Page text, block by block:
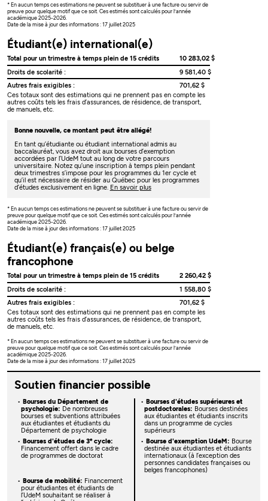
* En aucun temps ces estimations ne peuvent se substituer à une facture ou servir de
preuve pour quelque motif que ce soit. Ces estimés sont calculés pour l’année
académique 2025-2026.
Date de la mise à jour des informations : 17 juillet 2025
Étudiant(e) international(e)
Total pour un trimestre à temps plein de 15 crédits
10 283,02 $
Droits de scolarité :
9 581,40 $
Autres frais exigibles :
701,62 $
Ces totaux sont des estimations qui ne prennent pas en compte les
autres coûts tels les frais d’assurances, de résidence, de transport,
de manuels, etc.
Bonne nouvelle, ce montant peut être allégé!
En tant qu’étudiante ou étudiant international admis au
baccalauréat, vous avez droit aux bourses d’exemption
accordées par l’UdeM tout au long de votre parcours
universitaire. Notez qu’une inscription à temps plein pendant
deux trimestres s’impose pour les programmes du 1er cycle et
qu’il est nécessaire de résider au Québec pour les programmes
d’études exclusivement en ligne. En savoir plus
* En aucun temps ces estimations ne peuvent se substituer à une facture ou servir de
preuve pour quelque motif que ce soit. Ces estimés sont calculés pour l’année
académique 2025-2026.
Date de la mise à jour des informations : 17 juillet 2025
Étudiant(e) français(e) ou belge
francophone
Total pour un trimestre à temps plein de 15 crédits
2 260,42 $
Droits de scolarité :
1 558,80 $
Autres frais exigibles :
701,62 $
Ces totaux sont des estimations qui ne prennent pas en compte les
autres coûts tels les frais d’assurances, de résidence, de transport,
de manuels, etc.
* En aucun temps ces estimations ne peuvent se substituer à une facture ou servir de
preuve pour quelque motif que ce soit. Ces estimés sont calculés pour l’année
académique 2025-2026.
Date de la mise à jour des informations : 17 juillet 2025
Soutien financier possible
Bourses du Département de
psychologie: De nombreuses
bourses et subventions attribuées
aux étudiantes et étudiants du
Département de psychologie
Bourses d'études supérieures et
postdoctorales: Bourses destinées
aux étudiantes et étudiants inscrits
dans un programme de cycles
supérieurs
Bourses d'études de 3ecycle:
Financement offert dans le cadre
de programmes de doctorat
Bourse d'exemption UdeM: Bourse
destinée aux étudiantes et étudiants
internationaux (à l’exception des
personnes candidates françaises ou
belges francophones)
Bourse de mobilité: Financement
pour étudiantes et étudiants de
l’UdeM souhaitant se réaliser à